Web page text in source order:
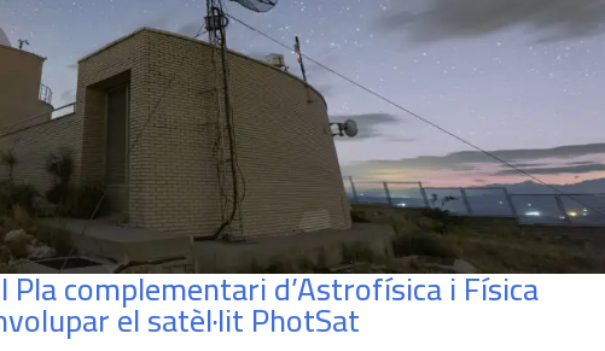
Pla complementari d’Astrofísica i Física
el satèl·lit PhotSat